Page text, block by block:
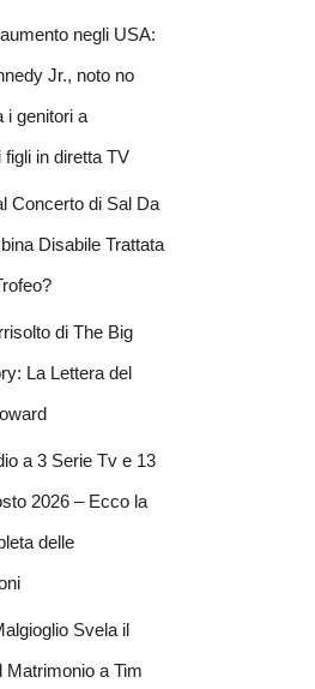
negli USA:
Jr., noto no
i genitori a
in diretta TV
Concerto di Sal Da
Disabile Trattata
di The Big
La Lettera del
a 3 Serie Tv e 13
2026 – Ecco la
delle
Svela il
Matrimonio a Tim